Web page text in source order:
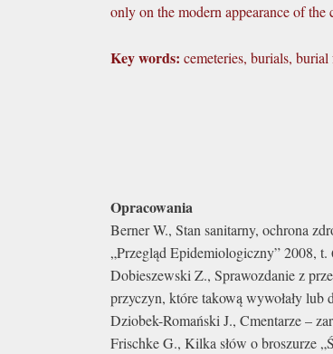
only on the modern appearance of
Key words: cemeteries, burials,
Opracowania
Berner W., Stan sanitarny, ochrona
„Przegląd Epidemiologiczny” 2008, t.
Dobieszewski Z., Sprawozdanie z
przyczyn, które takową wywołały lub
Dziobek-Romański J., Cmentarze –
Frischke G., Kilka słów o broszurze